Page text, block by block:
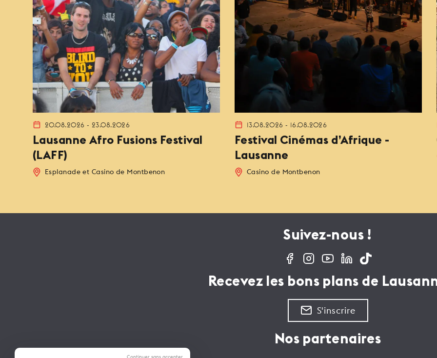
20.08.2026 - 23.08.2026
Lausanne Afro Fusions Festival
(LAFF)
Esplanade et Casino de Montbenon
13.08.2026 - 16.08.2026
Festival Cinémas d’Afrique -
Lausanne
Casino de Montbenon
Suivez-nous !
Recevez les bons plans de
S'inscrire
Nos partenaires